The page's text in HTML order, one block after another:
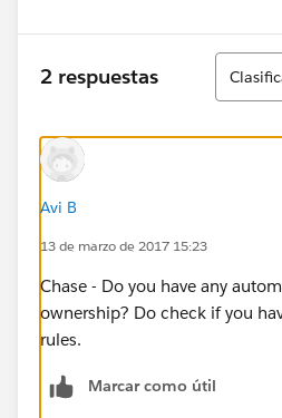
2 respuestas
Ordenar
Avi B
13 de marzo de 2017 15:23
Chase - Do you have any
ownership? Do check if you
rules.
Marcar como útil